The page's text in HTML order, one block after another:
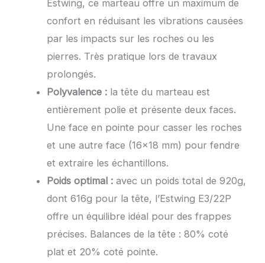
Estwing, ce marteau offre un maximum de
confort en réduisant les vibrations causées
par les impacts sur les roches ou les
pierres. Très pratique lors de travaux
prolongés.
Polyvalence : la tête du marteau est
entièrement polie et présente deux faces.
Une face en pointe pour casser les roches
et une autre face (16×18 mm) pour fendre
et extraire les échantillons.
Poids optimal : avec un poids total de 920g,
dont 616g pour la tête, l’Estwing E3/22P
offre un équilibre idéal pour des frappes
précises. Balances de la tête : 80% coté
plat et 20% coté pointe.